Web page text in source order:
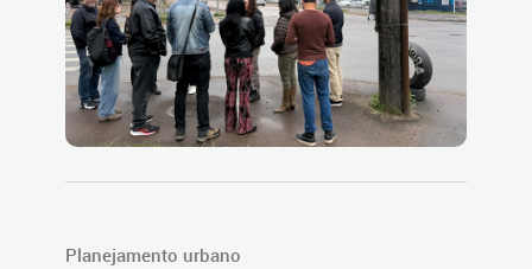
Planejamento urbano